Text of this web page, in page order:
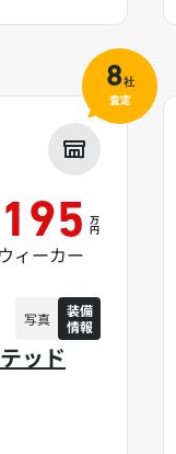
ッド
195 万
円
ィーカー
写真
装備
情報
8社
査定